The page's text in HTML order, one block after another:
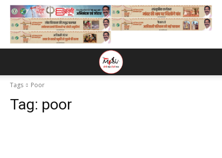
Tags Poor
Tag: poor